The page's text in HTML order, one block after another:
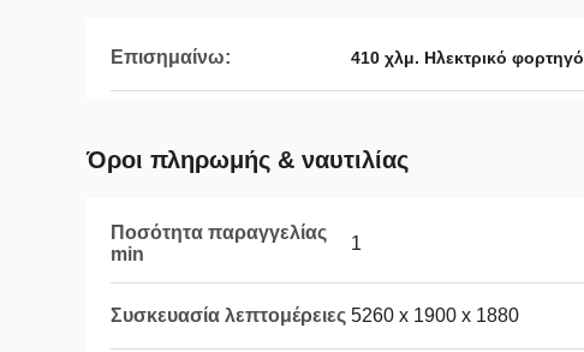
Επισημαίνω: 410 χλμ. Ηλεκτρικό φορτηγό
Όροι πληρωμής & ναυτιλίας
Ποσότητα παραγγελίας
min
1
Συσκευασία λεπτομέρειες 5260 x 1900 x 1880